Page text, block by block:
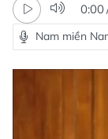
0:00
Nam miền